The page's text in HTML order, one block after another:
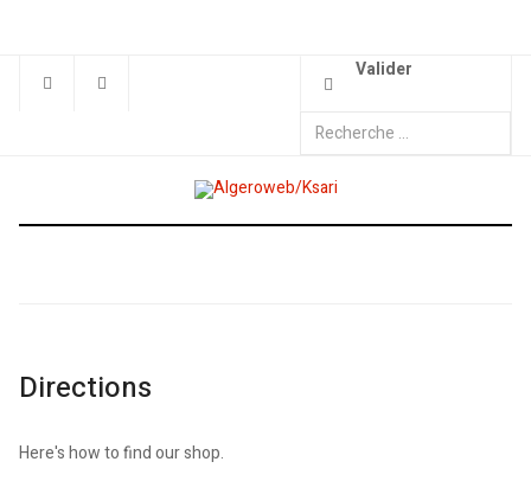
Valider
Directions
Here's how to find our shop.